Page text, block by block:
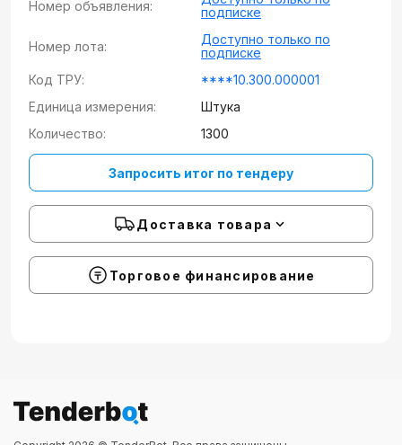
Номер объявления:
подписке
Номер лота:
Доступно только по
подписке
Код ТРУ:
****10.300.000001
Единица измерения:
Штука
Количество:
1300
Запросить итог по тендеру
Доставка товара
Торговое финансирование